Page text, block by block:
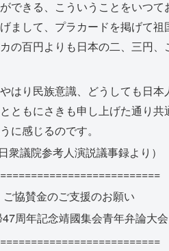
できる、こういうことをいつ
まして、プラカードを掲げて
の百円よりも日本の二、三円、
やはり民族意識、どうしても日
ともにさきも申し上げた通り
に感じるのです。
衆議院参考人演説議事録より）
金のご支援のお願い
周年記念靖國集会青年弁論大会